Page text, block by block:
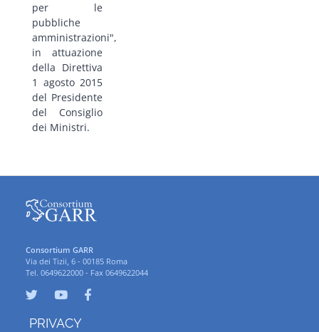
per le
pubbliche
amministrazioni",
in attuazione
della Direttiva
1 agosto 2015
del Presidente
del Consiglio
dei Ministri.
Consortium GARR
Via dei Tizii, 6 - 00185 Roma
Tel. 0649622000 - Fax 0649622044
PRIVACY